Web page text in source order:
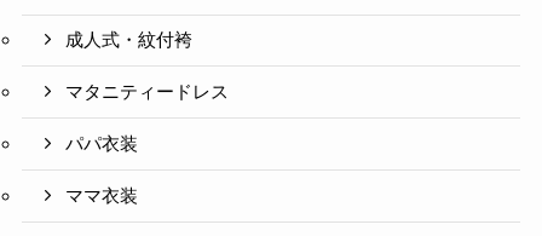
成人式・紋付袴
マタニティードレス
パパ衣装
ママ衣装